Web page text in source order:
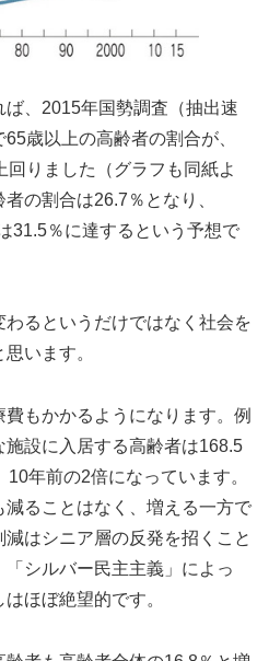
ば、2015年国勢調査（抽出速
歳以上の高齢者の割合が、
りました（グラフも同紙よ
の割合は26.7％となり、
31.5％に達するという予想で
るというだけではなく社会を
います。
もかかるようになります。例
施設に入居する高齢者は168.5
年前の2倍になっています。
ることはなく、増える一方で
はシニア層の反発を招くこと
シルバー民主主義」によっ
ほぼ絶望的です。